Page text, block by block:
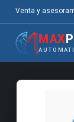
Venta y
MAX